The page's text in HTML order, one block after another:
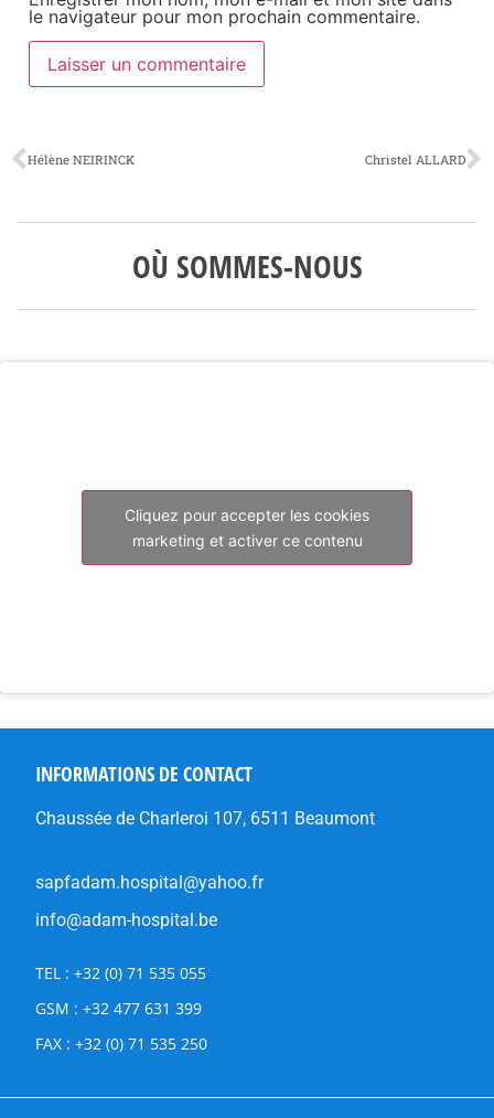
le navigateur pour mon prochain commentaire.
Hélène NEIRINCK Christel ALLARD
OÙ SOMMES-NOUS
Cliquez pour accepter les cookies
marketing et activer ce contenu
INFORMATIONS DE CONTACT
Chaussée de Charleroi 107, 6511 Beaumont
sapfadam.hospital@yahoo.fr
info@adam-hospital.be
TEL : +32 (0) 71 535 055
GSM : +32 477 631 399
FAX : +32 (0) 71 535 250